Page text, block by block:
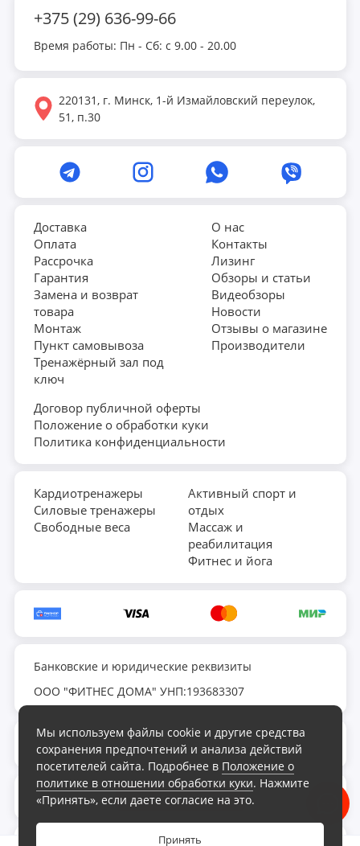
Мы используем файлы cookie и другие средства
сохранения предпочтений и анализа действий
посетителей сайта. Подробнее в Положение о
политике в отношении обработки куки. Нажмите
«Принять», если даете согласие на это.
Принять
+375 (29) 636-99-66
Время работы: Пн - Сб: с 9.00 - 20.00
220131, г. Минск, 1-й Измайловский переулок,
51, п.30
Доставка
Оплата
Рассрочка
Гарантия
Замена и возврат
товара
Монтаж
Пункт самовывоза
Тренажёрный зал под
ключ
О нас
Контакты
Лизинг
Обзоры и статьи
Видеобзоры
Новости
Отзывы о магазине
Производители
Договор публичной оферты
Положение о обработки куки
Политика конфиденциальности
Кардиотренажеры
Силовые тренажеры
Свободные веса
Активный спорт и
отдых
Массаж и
реабилитация
Фитнес и йога
Банковские и юридические реквизиты
ООО "ФИТНЕС ДОМА" УНП:193683307
fds.by@yandex.ru
Обратный звонок